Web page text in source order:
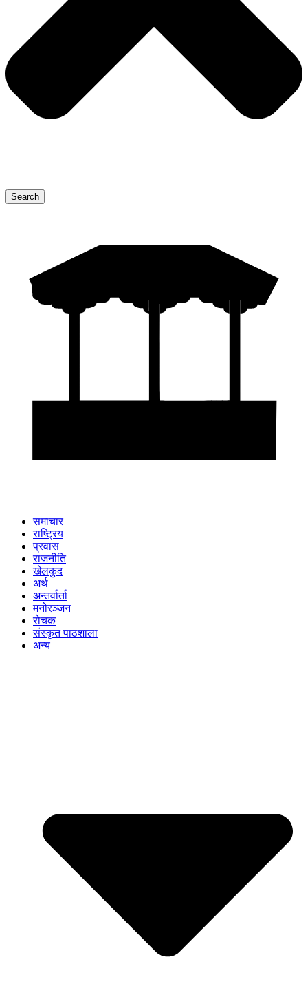
Search
समाचार
राष्ट्रिय
प्रवास
राजनीति
खेलकुद
अर्थ
अन्तर्वार्ता
मनोरञ्जन
रोचक
संस्कृत पाठशाला
अन्य